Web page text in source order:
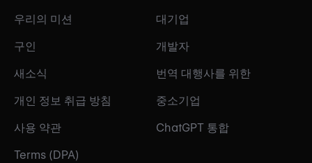
우리의 미션
구인
새소식
개인 정보 취급 방침
사용 약관
Terms (DPA)
대기업
개발자
번역 대행사를 위한
중소기업
ChatGPT 통합